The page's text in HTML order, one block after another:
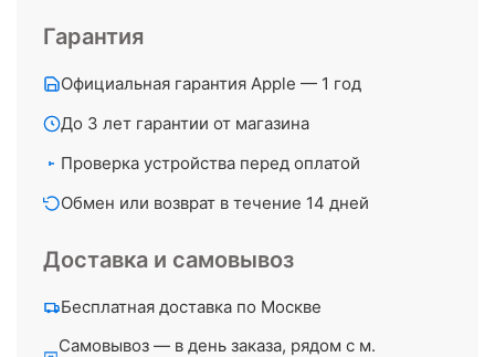
Гарантия
Официальная гарантия Apple — 1 год
До 3 лет гарантии от магазина
Проверка устройства перед оплатой
Обмен или возврат в течение 14 дней
Доставка и самовывоз
Бесплатная доставка по Москве
Самовывоз — в день заказа, рядом с м.